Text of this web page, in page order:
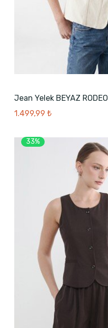
Jean Yelek BEYAZ RODEO
1.499,99 ₺
33%